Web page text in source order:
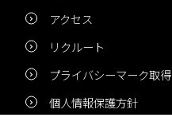
アクセス
リクルート
プライバシーマーク取得
個人情報保護方針